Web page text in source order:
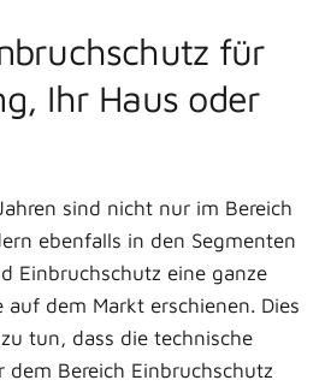
für
Ihr Haus oder
sind nicht nur im Bereich
ebenfalls in den Segmenten
Einbruchschutz eine ganze
auf dem Markt erschienen. Dies
tun, dass die technische
Bereich Einbruchschutz